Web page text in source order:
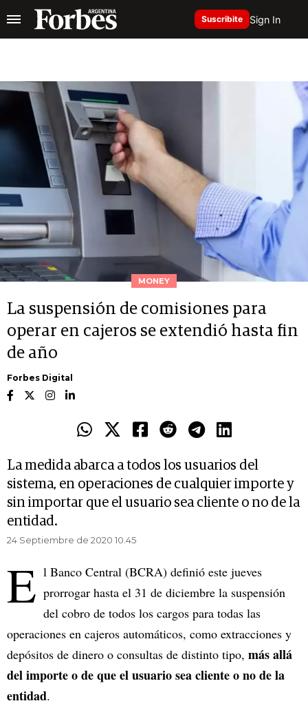
Suscribite Sign In
MONEY
La suspensión de comisiones para
operar en cajeros se extendió hasta fin
de año
Forbes Digital
La medida abarca a todos los usuarios del
sistema, en operaciones de cualquier importe y
sin importar que el usuario sea cliente o no de la
entidad.
24 Septiembre de 2020 10.45
E l Banco Central (BCRA) definió este jueves
prorrogar hasta el 31 de diciembre la suspensión
del cobro de todos los cargos para todas las
operaciones en cajeros automáticos, como extracciones y
depósitos de dinero o consultas de distinto tipo, más allá
del importe o de que el usuario sea cliente o no de la
entidad.